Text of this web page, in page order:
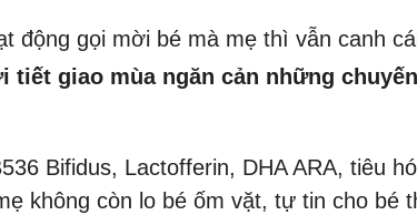
động gọi mời bé mà mẹ thì vẫn canh
tiết giao mùa ngăn cản những
Bifidus, Lactofferin, DHA ARA, tiêu
không còn lo bé ốm vặt, tự tin cho bé